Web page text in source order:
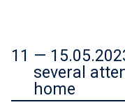
11 —
several
home